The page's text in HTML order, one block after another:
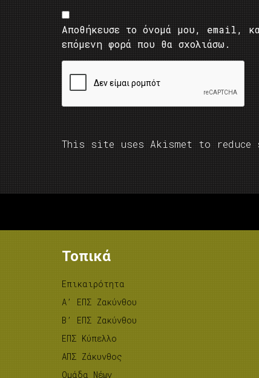
Αποθήκευσε το όνομά μου, email,
επόμενη φορά που θα σχολιάσω.
This site uses Akismet to reduce
Τοπικά
Επικαιρότητα
A’ ΕΠΣ Ζακύνθου
B’ ΕΠΣ Ζακύνθου
ΕΠΣ Κύπελλο
ΑΠΣ Ζάκυνθος
Ομάδα Νέων